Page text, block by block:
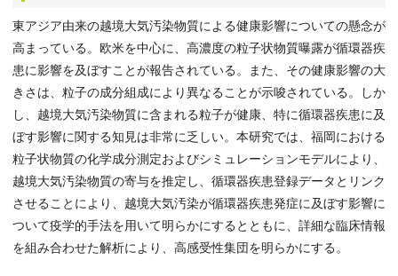
東アジア由来の越境大気汚染物質による健康影響についての懸念が
高まっている。欧米を中心に、高濃度の粒子状物質曝露が循環器疾
患に影響を及ぼすことが報告されている。また、その健康影響の大
きさは、粒子の成分組成により異なることが示唆されている。しか
し、越境大気汚染物質に含まれる粒子が健康、特に循環器疾患に及
ぼす影響に関する知見は非常に乏しい。本研究では、福岡における
粒子状物質の化学成分測定およびシミュレーションモデルにより、
越境大気汚染物質の寄与を推定し、循環器疾患登録データとリンク
させることにより、越境大気汚染が循環器疾患発症に及ぼす影響に
ついて疫学的手法を用いて明らかにするとともに、詳細な臨床情報
を組み合わせた解析により、高感受性集団を明らかにする。